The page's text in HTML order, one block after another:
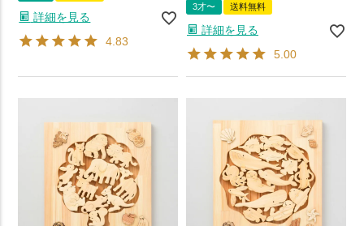
詳細を見る
4.83
3才〜 送料無料
詳細を見る
5.00